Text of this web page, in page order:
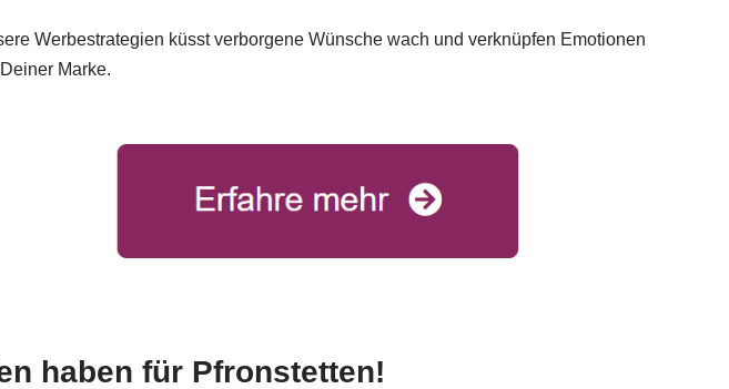
Werbestrategien küsst verborgene Wünsche wach und verknüpfen Emotionen
Marke.
haben für Pfronstetten!